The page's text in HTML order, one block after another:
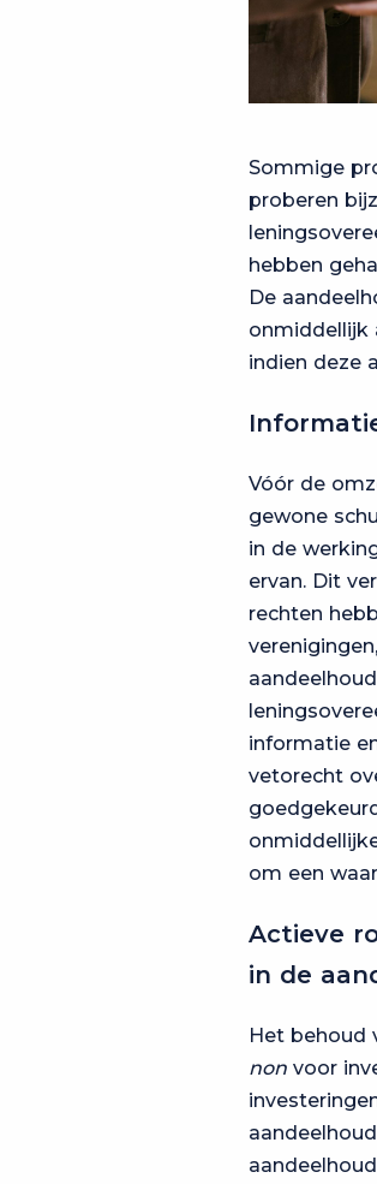
Sommige
proberen
hebben
De
onmiddellijk
indien deze
Vóór de
gewone
in de
ervan. Dit
rechten
informatie
vetorecht
om een
Actieve
in de
Het behoud
non voor